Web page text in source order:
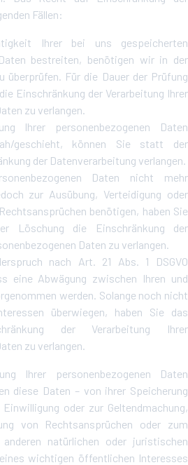
Fällen:
Ihrer bei uns gespeicherten
bestreiten, benötigen wir in der
überprüfen. Für die Dauer der Prüfung
Einschränkung der Verarbeitung Ihrer
zu verlangen.
Ihrer personenbezogenen Daten
geschieht, können Sie statt der
der Datenverarbeitung verlangen.
Daten nicht mehr
zur Ausübung, Verteidigung oder
benötigen, haben Sie
Löschung die Einschränkung der
Daten zu verlangen.
nach Art. 21 Abs. 1 DSGVO
eine Abwägung zwischen Ihren und
werden. Solange noch nicht
überwiegen, haben Sie das
der Verarbeitung Ihrer
zu verlangen.
Ihrer personenbezogenen Daten
diese Daten – von ihrer Speicherung
oder zur Geltendmachung,
von Rechtsansprüchen oder zum
natürlichen oder juristischen
wichtigen öffentlichen Interesses